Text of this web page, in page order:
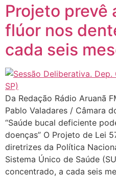
Projeto prevê
flúor nos
cada seis
Da Redação Rádio Aruanã
Pablo Valadares / Câmara
“Saúde bucal deficiente
doenças” O Projeto de Lei
diretrizes da Política
Sistema Único de Saúde
concentrado, a cada seis